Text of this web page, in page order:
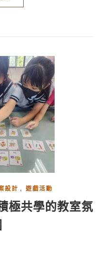
設計 , 遊戲活動
極共學的教室氛